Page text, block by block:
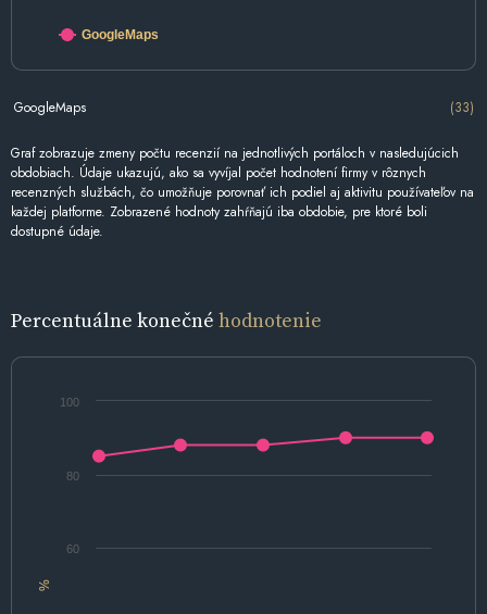
GoogleMaps
GoogleMaps (33)
Graf zobrazuje zmeny počtu recenzií na jednotlivých portáloch v nasledujúcich
obdobiach. Údaje ukazujú, ako sa vyvíjal počet hodnotení firmy v rôznych
recenzných službách, čo umožňuje porovnať ich podiel aj aktivitu používateľov na
každej platforme. Zobrazené hodnoty zahŕňajú iba obdobie, pre ktoré boli
dostupné údaje.
Percentuálne konečné hodnotenie
%
60
80
100